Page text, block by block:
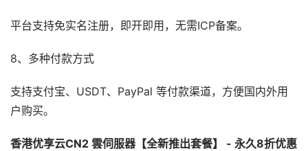
平台支持免实名注册，即开即用，无需ICP备案。
8、多种付款方式
支持支付宝、USDT、PayPal 等付款渠道，方便国内外用
户购买。
香港优享云CN2 雲伺服器【全新推出套餐】 - 永久8折优惠